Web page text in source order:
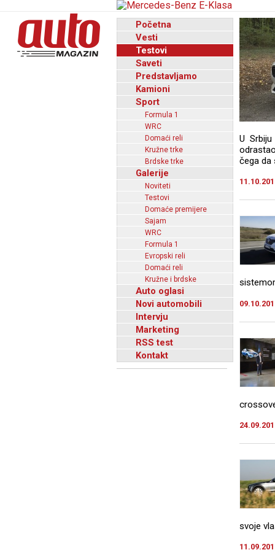
Početna
Vesti
Testovi
Saveti
Predstavljamo
Kamioni
Sport
Formula 1
WRC
Domaći reli
Kružne trke
Brdske trke
Galerije
Noviteti
Testovi
Domaće premijere
Sajam
WRC
Formula 1
Evropski reli
Domaći reli
Kružne i brdske
Auto oglasi
Novi automobili
Intervju
Marketing
RSS test
Kontakt
U
čega da
svoje